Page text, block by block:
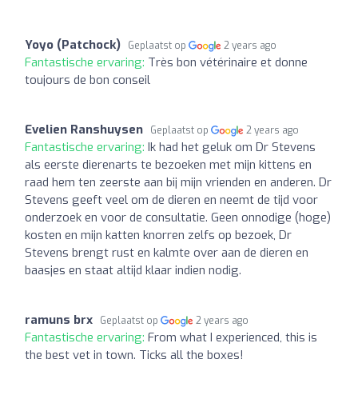
Yoyo (Patchock) Geplaatst op 2 years ago
Fantastische ervaring: Très bon vétérinaire et donne
toujours de bon conseil
Evelien Ranshuysen Geplaatst op 2 years ago
Fantastische ervaring: Ik had het geluk om Dr Stevens
als eerste dierenarts te bezoeken met mijn kittens en
raad hem ten zeerste aan bij mijn vrienden en anderen. Dr
Stevens geeft veel om de dieren en neemt de tijd voor
onderzoek en voor de consultatie. Geen onnodige (hoge)
kosten en mijn katten knorren zelfs op bezoek, Dr
Stevens brengt rust en kalmte over aan de dieren en
baasjes en staat altijd klaar indien nodig.
ramuns brx Geplaatst op 2 years ago
Fantastische ervaring: From what I experienced, this is
the best vet in town. Ticks all the boxes!